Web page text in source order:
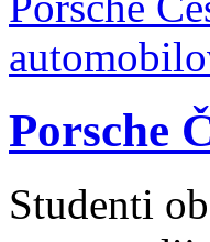
Porsche
Studenti